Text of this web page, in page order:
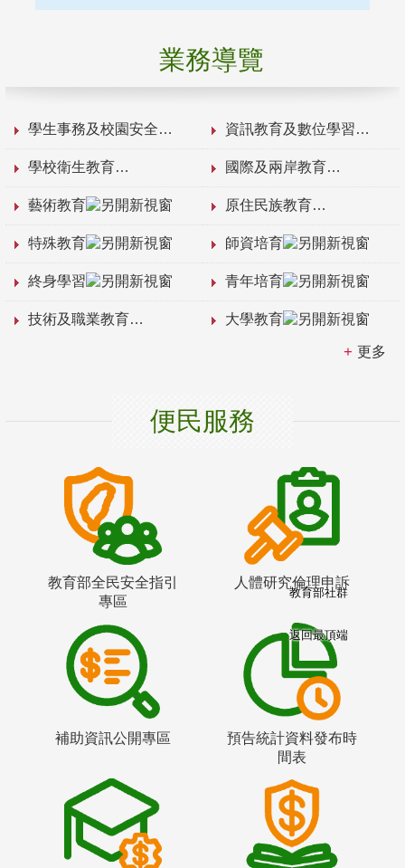
業務導覽
學生事務及校園安全 資訊教育及數位學習
學校衛生教育 國際及兩岸教育
藝術教育 原住民族教育
特殊教育 師資培育
終身學習 青年培育
技術及職業教育 大學教育
更多
便民服務
教育部全民安全指引
專區
人體研究倫理申訴
補助資訊公開專區
預告統計資料發布時
間表
教育部社群
返回最頂端